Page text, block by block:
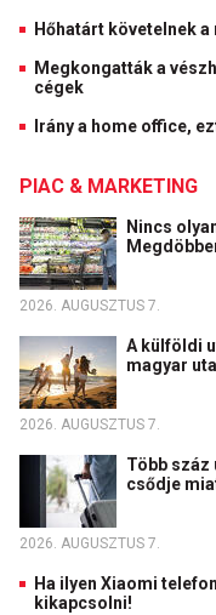
Hőhatárt követelnek
Megkongatták a
cégek
Irány a home office,
PIAC & MARKETING
Nincs
2026. AUGUSZTUS 7.
A külföldi
magyar
2026. AUGUSZTUS 7.
Több száz
csődje
2026. AUGUSZTUS 7.
Ha ilyen Xiaomi
kikapcsolni!